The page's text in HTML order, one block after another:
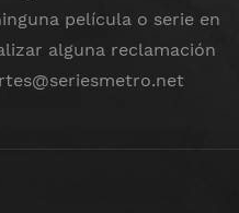
película o serie en
alguna reclamación